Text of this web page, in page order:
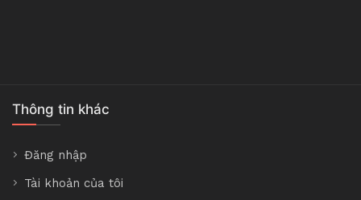
Thông tin khác
Đăng nhập
Tài khoản của tôi